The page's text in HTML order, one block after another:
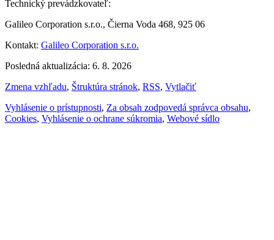
Technický prevádzkovateľ:
Galileo Corporation s.r.o., Čierna Voda 468, 925 06
Kontakt: Galileo Corporation s.r.o.
Posledná aktualizácia: 6. 8. 2026
Zmena vzhľadu, Štruktúra stránok, RSS, Vytlačiť
Vyhlásenie o prístupnosti, Za obsah zodpovedá správca obsahu,
Cookies, Vyhlásenie o ochrane súkromia, Webové sídlo